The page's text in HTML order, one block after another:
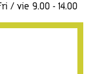
/ vie 9.00 - 14.00